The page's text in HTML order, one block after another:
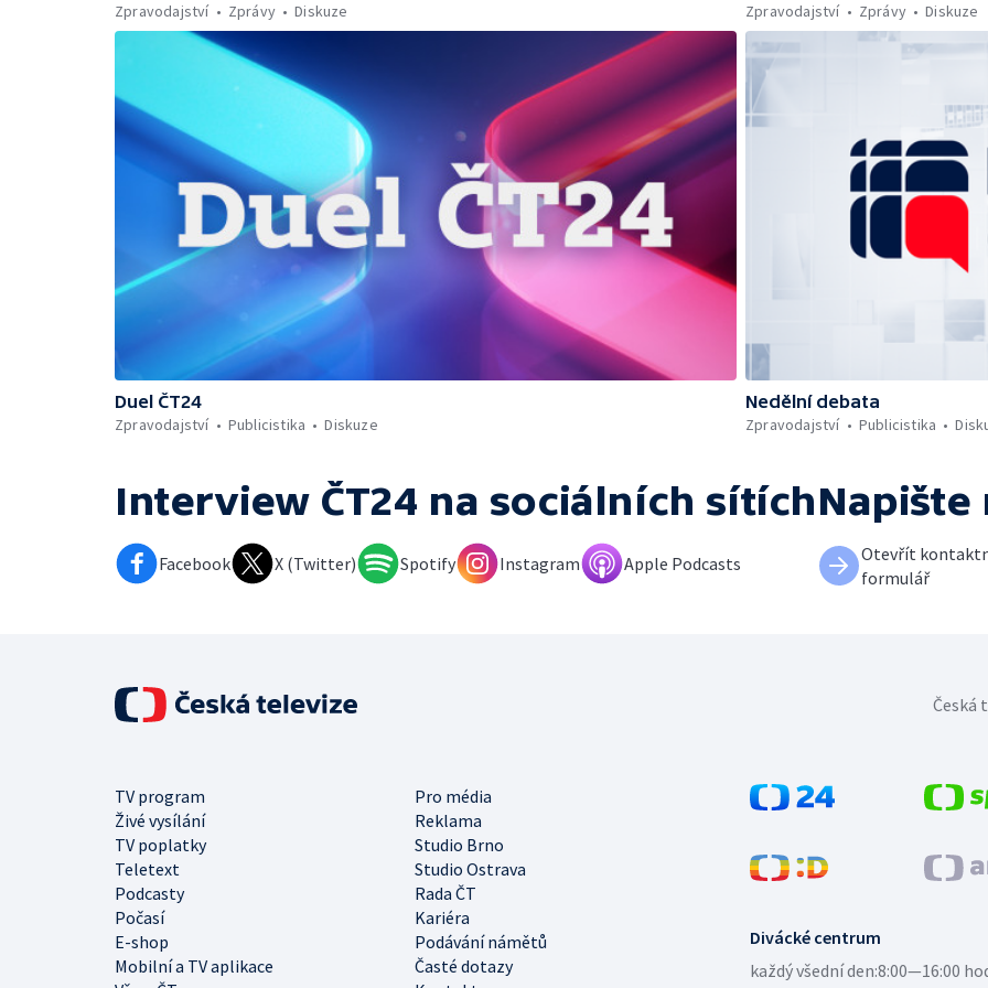
Zpravodajství Zprávy Diskuze Zpravodajství Zprávy Diskuze
Duel ČT24
Zpravodajství
Publicistika Diskuze
Nedělní debata
Zpravodajství
Publicistika
Interview ČT24 na sociálních sítích
Facebook X (Twitter) Spotify Instagram Apple Podcasts
Napište
Otevřít
formulář
Divácké centrum
každý všední den:8:00—16:00
TV program
Pro média
Živé vysílání
Reklama
TV poplatky
Studio Brno
Teletext
Studio Ostrava
Podcasty
Rada ČT
Počasí
Kariéra
E-shop
Podávání námětů
Mobilní a TV aplikace
Časté dotazy
Česká